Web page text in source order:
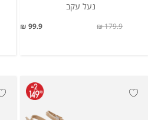
נעל עקב
99.9 ₪ 179.9 ₪